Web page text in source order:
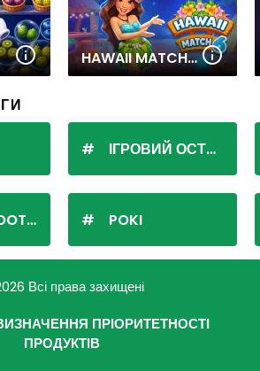
HAWAII MATCH 6
ІГРОВИЙ ОСТРІВ
POKI
Всі права захищені
ПРІОРИТЕТНОСТІ
ПРОДУКТІВ